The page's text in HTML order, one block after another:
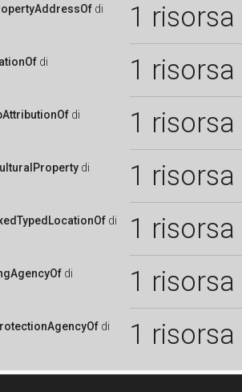
di 1 risorsa
di 1 risorsa
di 1 risorsa
di 1 risorsa
di 1 risorsa
di 1 risorsa
di 1 risorsa